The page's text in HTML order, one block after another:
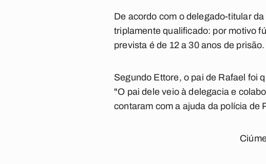
De acordo com o delegado-titular
triplamente qualificado: por motivo
prevista é de 12 a 30 anos de prisão.
Segundo Ettore, o pai de Rafael foi
"O pai dele veio à delegacia e
contaram com a ajuda da polícia de